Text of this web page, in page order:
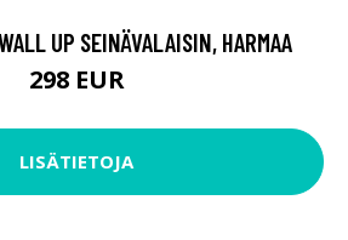
UP SEINÄVALAISIN, HARMAA
298 EUR
LISÄTIETOJA